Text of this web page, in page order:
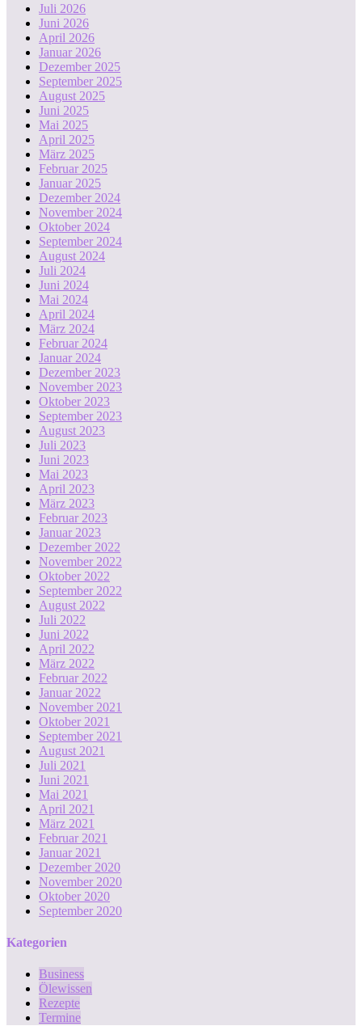
Juli 2026
Juni 2026
April 2026
Januar 2026
Dezember 2025
September 2025
August 2025
Juni 2025
Mai 2025
April 2025
März 2025
Februar 2025
Januar 2025
Dezember 2024
November 2024
Oktober 2024
September 2024
August 2024
Juli 2024
Juni 2024
Mai 2024
April 2024
März 2024
Februar 2024
Januar 2024
Dezember 2023
November 2023
Oktober 2023
September 2023
August 2023
Juli 2023
Juni 2023
Mai 2023
April 2023
März 2023
Februar 2023
Januar 2023
Dezember 2022
November 2022
Oktober 2022
September 2022
August 2022
Juli 2022
Juni 2022
April 2022
März 2022
Februar 2022
Januar 2022
November 2021
Oktober 2021
September 2021
August 2021
Juli 2021
Juni 2021
Mai 2021
April 2021
März 2021
Februar 2021
Januar 2021
Dezember 2020
November 2020
Oktober 2020
September 2020
Kategorien
Business
Ölewissen
Rezepte
Termine